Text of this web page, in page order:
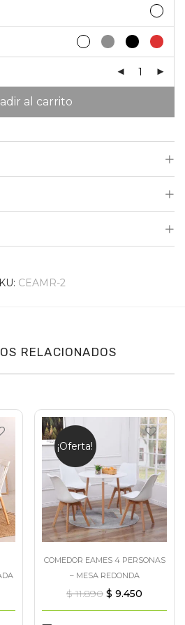
al carrito
CEAMR-2
RELACIONADOS
¡Oferta!
COMEDOR EAMES 4 PERSONAS
– MESA REDONDA
$11.890 $ 9.450